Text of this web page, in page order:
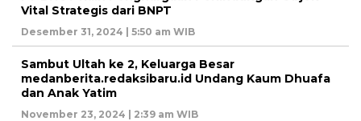
Vital Strategis dari BNPT
Desember 31, 2024 | 5:50 am WIB
Sambut Ultah ke 2, Keluarga Besar
medanberita.redaksibaru.id Undang Kaum Dhuafa
dan Anak Yatim
November 23, 2024 | 2:39 am WIB